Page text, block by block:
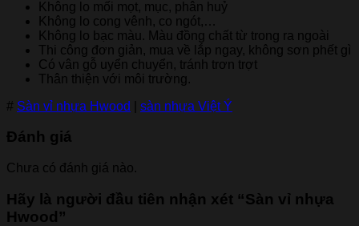
Không lo mối mọt, mục, phân huỷ
Không lo cong vênh, co ngót,…
Không lo bạc màu. Màu đồng chất từ trong ra ngoài
Thi công đơn giản, mua về lắp ngay, không sơn phết gì
Có vân gỗ uyển chuyển, tránh trơn trợt
Thân thiện với môi trường.
# Sàn vỉ nhựa Hwood sàn nhựa Việt Ý
Đánh giá
Chưa có đánh giá nào.
Hãy là người đầu tiên nhận xét “Sàn vỉ nhựa
Hwood”